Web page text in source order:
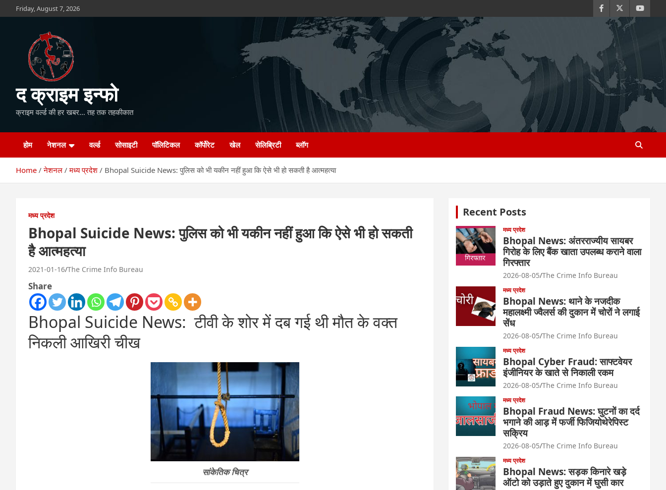
to
Friday, August 7, 2026
द क्राइम इन्फो
क्राइम वर्ल्ड की हर खबर… तह तक तहकीकात
होम नेशनल वर्ल्ड सोसाइटी पॉलिटिकल कॉर्पोरेट खेल सेलिब्रिटी ब्लॉग
Home नेशनल मध्य प्रदेश Bhopal Suicide News: पुलिस को भी यकीन नहीं हुआ कि ऐसे भी हो सकती है आत्महत्या
मध्य प्रदेश
Bhopal Suicide News: पुलिस को भी यकीन नहीं हुआ कि ऐसे भी हो सकती
है आत्महत्या
2021-01-16 The Crime Info Bureau
Share
Bhopal Suicide News: टीवी के शोर में दब गई थी मौत के वक्त
निकली आखिरी चीख
सांकेतिक चित्र
Recent Posts
मध्य प्रदेश
Bhopal News: अंतरराज्यीय सायबर
गिरोह के लिए बैंक खाता उपलब्ध कराने वाला
गिरफ्तार
2026-08-05 The Crime Info Bureau
मध्य प्रदेश
Bhopal News: थाने के नजदीक
महालक्ष्मी ज्वैलर्स की दुकान में चोरों ने लगाई
सेंध
2026-08-05 The Crime Info Bureau
मध्य प्रदेश
Bhopal Cyber Fraud: साफ्टवेयर
इंजीनियर के खाते से निकाली रकम
2026-08-05 The Crime Info Bureau
मध्य प्रदेश
Bhopal Fraud News: घुटनों का दर्द
भगाने की आड़ में फर्जी फिजियोथेरेपिस्ट
सक्रिय
2026-08-05 The Crime Info Bureau
मध्य प्रदेश
Bhopal News: सड़क किनारे खड़े
ऑटो को उड़ाते हुए दुकान में घुसी कार